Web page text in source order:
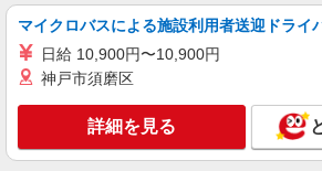
入がありましたら、ご相
に合うかの確認もいたし
支給 ★上記金額は働きが
★働きがい向上手当※26
なる） 社会保険加入者
東京都練馬区土支田1丁
キープ
コンパスグループ・ジャパン株式会社
マイクロバスによる施設利用者送迎ドライ
日給 10,900円〜10,900円
神戸市須磨区
詳細を見る